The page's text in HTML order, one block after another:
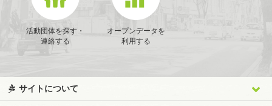
活動団体を探す・
連絡する
オープンデータを
利用する
サイトについて